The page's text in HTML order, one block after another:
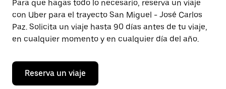
fecha.
Presiona
la
tecla Esc
para
el
calendario.
Para que hagas todo lo necesario, reserva un viaje
con Uber para el trayecto San Miguel - José Carlos
Paz. Solicita un viaje hasta 90 días antes de tu viaje,
en cualquier momento y en cualquier día del año.
Reserva un viaje